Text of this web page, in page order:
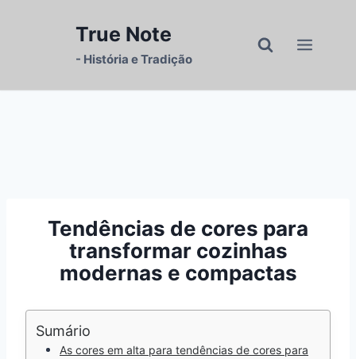
True Note
- História e Tradição
Tendências de cores para
transformar cozinhas
modernas e compactas
Sumário
As cores em alta para tendências de cores para